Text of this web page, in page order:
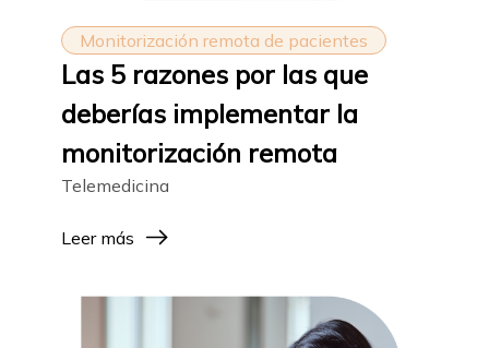
Monitorización remota de pacientes
Las 5 razones por las que
deberías implementar la
monitorización remota
Telemedicina
Leer más